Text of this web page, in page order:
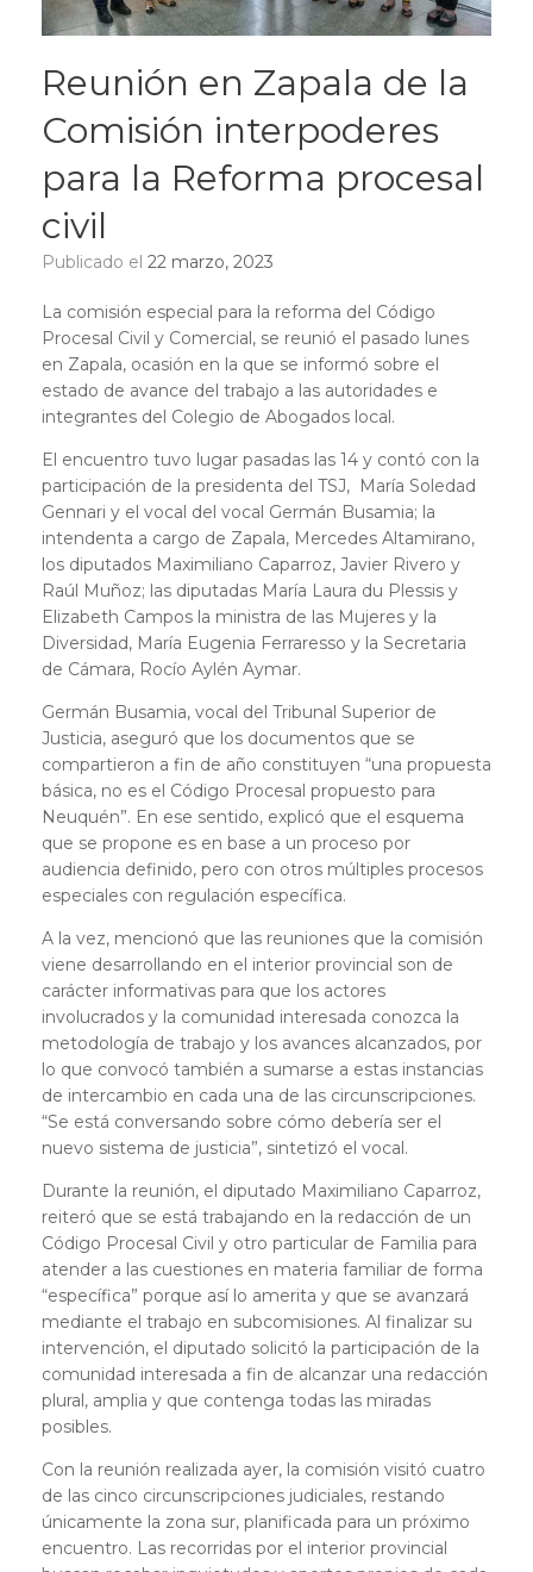
Reunión en Zapala de la
Comisión interpoderes
para la Reforma procesal
civil
Publicado el 22 marzo, 2023
La comisión especial para la reforma del Código
Procesal Civil y Comercial, se reunió el pasado lunes
en Zapala, ocasión en la que se informó sobre el
estado de avance del trabajo a las autoridades e
integrantes del Colegio de Abogados local.
El encuentro tuvo lugar pasadas las 14 y contó con la
participación de la presidenta del TSJ, María Soledad
Gennari y el vocal del vocal Germán Busamia; la
intendenta a cargo de Zapala, Mercedes Altamirano,
los diputados Maximiliano Caparroz, Javier Rivero y
Raúl Muñoz; las diputadas María Laura du Plessis y
Elizabeth Campos la ministra de las Mujeres y la
Diversidad, María Eugenia Ferraresso y la Secretaria
de Cámara, Rocío Aylén Aymar.
Germán Busamia, vocal del Tribunal Superior de
Justicia, aseguró que los documentos que se
compartieron a fin de año constituyen “una propuesta
básica, no es el Código Procesal propuesto para
Neuquén”. En ese sentido, explicó que el esquema
que se propone es en base a un proceso por
audiencia definido, pero con otros múltiples procesos
especiales con regulación específica.
A la vez, mencionó que las reuniones que la comisión
viene desarrollando en el interior provincial son de
carácter informativas para que los actores
involucrados y la comunidad interesada conozca la
metodología de trabajo y los avances alcanzados, por
lo que convocó también a sumarse a estas instancias
de intercambio en cada una de las circunscripciones.
“Se está conversando sobre cómo debería ser el
nuevo sistema de justicia”, sintetizó el vocal.
Durante la reunión, el diputado Maximiliano Caparroz,
reiteró que se está trabajando en la redacción de un
Código Procesal Civil y otro particular de Familia para
atender a las cuestiones en materia familiar de forma
“específica” porque así lo amerita y que se avanzará
mediante el trabajo en subcomisiones. Al finalizar su
intervención, el diputado solicitó la participación de la
comunidad interesada a fin de alcanzar una redacción
plural, amplia y que contenga todas las miradas
posibles.
Con la reunión realizada ayer, la comisión visitó cuatro
de las cinco circunscripciones judiciales, restando
únicamente la zona sur, planificada para un próximo
encuentro. Las recorridas por el interior provincial